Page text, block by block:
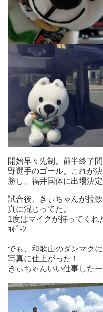
開始早々先制。前半終了
野選手のゴール。これが
勝し、福井国体に出場決定
試合後、きぃちゃんが拉
真に混じってた。
1度はマイクが持ってくれ
ｮﾎﾞ-ﾝ
でも、和歌山のダンマク
写真に仕上がった！
きぃちゃんいい仕事した